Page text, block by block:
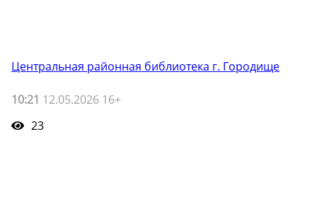
Центральная районная библиотека г. Городище
10:21 12.05.2026 16+
23